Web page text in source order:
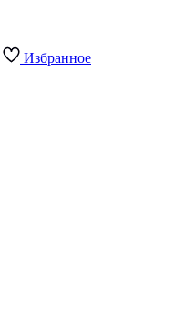
Избранное